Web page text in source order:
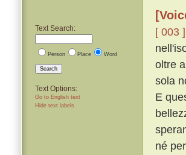
Text Search:
Person Place Word
Search
Text Options:
Go to English text
Hide text labels
[ 003 ]
oltre
sola
E
né